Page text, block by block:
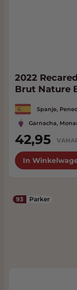
2022
Brut Nature
Spanje,
Garnacha,
42,95
In
93 Parker